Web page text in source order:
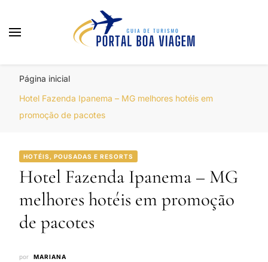
Página inicial
Hotel Fazenda Ipanema – MG melhores hotéis em
promoção de pacotes
HOTÉIS, POUSADAS E RESORTS
Hotel Fazenda Ipanema – MG
melhores hotéis em promoção
de pacotes
por MARIANA